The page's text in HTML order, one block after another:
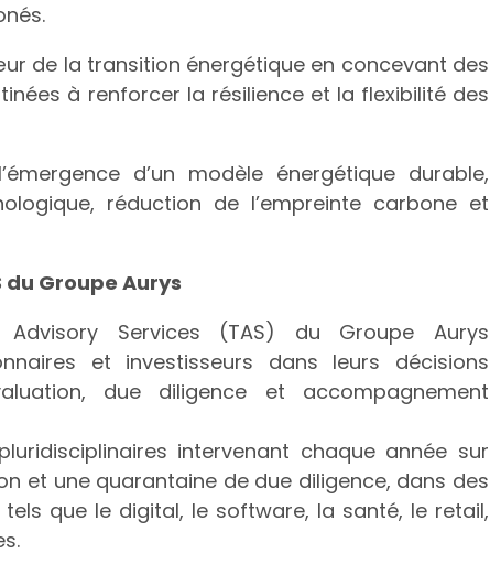
de la transition énergétique en concevant des
à renforcer la résilience et la flexibilité des
d’un modèle énergétique durable,
réduction de l’empreinte carbone et
Groupe Aurys
Services (TAS) du Groupe Aurys
et investisseurs dans leurs décisions
due diligence et accompagnement
intervenant chaque année sur
et une quarantaine de due diligence, dans des
que le digital, le software, la santé, le retail,